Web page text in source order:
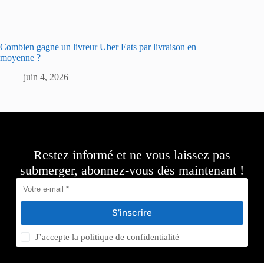
Combien gagne un livreur Uber Eats par livraison en
moyenne ?
juin 4, 2026
Restez informé et ne vous laissez pas
submerger, abonnez-vous dès maintenant !
S’inscrire
J’accepte lapolitique de confidentialité